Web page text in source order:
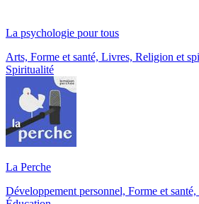
La psychologie pour tous
Arts, Forme et santé, Livres, Religion et
Spiritualité
La Perche
Développement personnel, Forme et santé,